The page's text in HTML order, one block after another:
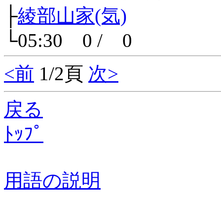
├綾部山家(気)
└05:30 0 / 0
<前 1/2頁 次>
戻る
ﾄｯﾌﾟ
用語の説明